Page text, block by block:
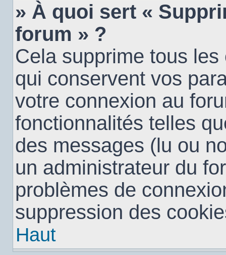
» À quoi sert «
forum » ?
Cela supprime tous
qui conservent vos
votre connexion au
fonctionnalités telles
des messages (lu ou
un administrateur du
problèmes de
suppression des
Haut